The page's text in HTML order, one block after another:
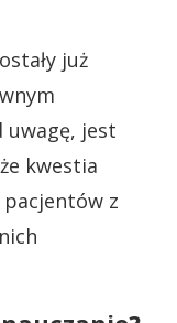
już
jest
kwestia
pacjentów z